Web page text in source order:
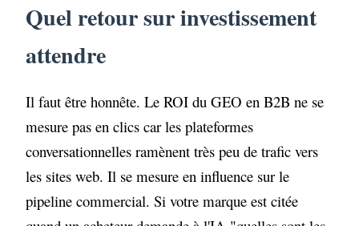
Quel retour sur investissement
attendre
Il faut être honnête. Le ROI du GEO en B2B ne se
mesure pas en clics car les plateformes
conversationnelles ramènent très peu de trafic vers
les sites web. Il se mesure en influence sur le
pipeline commercial. Si votre marque est citée